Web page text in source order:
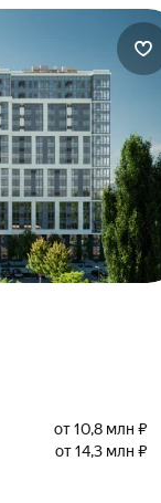
от 10,8 млн ₽
от 14,3 млн ₽